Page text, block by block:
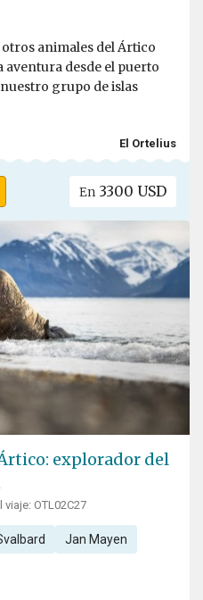
otros animales del Ártico
desde el puerto
grupo de islas
El Ortelius
En 3300 USD
explorador del
OTL02C27
Jan Mayen